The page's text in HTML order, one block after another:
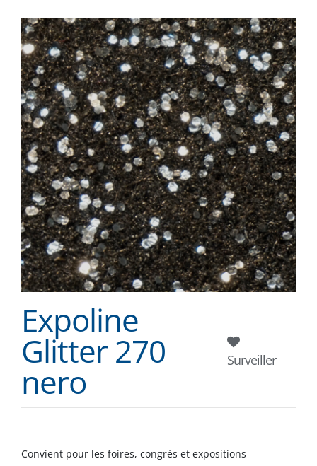
Expoline
Glitter 270
nero
Surveiller
Convient pour les foires, congrès et expositions